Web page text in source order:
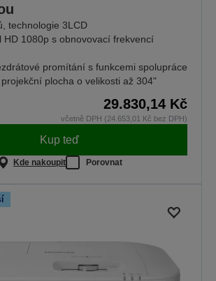
technologie 3LCD
HD 1080p s obnovovací frekvencí
promítání s funkcemi spolupráce
plocha o velikosti až 304"
29.830,14 Kč
včetně DPH (24.653,01 Kč bez DPH)
Kup teď
Kde nakoupit Porovnat